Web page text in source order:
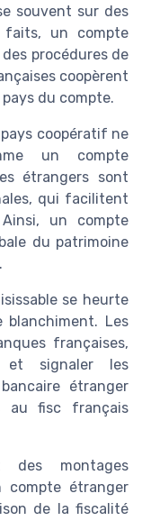
souvent sur des
faits, un compte
procédures de
coopèrent
du compte.
coopératif ne
un compte
étrangers sont
qui facilitent
un compte
du patrimoine
se heurte
Les
françaises,
et signaler les
étranger
au fisc français
des montages
compte étranger
de la fiscalité